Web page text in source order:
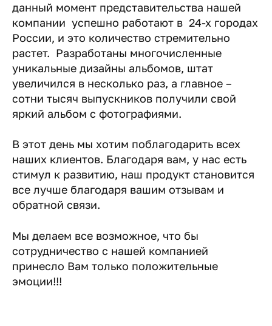
данный момент представительства нашей
компании успешно работают в 24-х городах
России, и это количество стремительно
растет. Разработаны многочисленные
уникальные дизайны альбомов, штат
увеличился в несколько раз, а главное –
сотни тысяч выпускников получили свой
яркий альбом с фотографиями.
В этот день мы хотим поблагодарить всех
наших клиентов. Благодаря вам, у нас есть
стимул к развитию, наш продукт становится
все лучше благодаря вашим отзывам и
обратной связи.
Мы делаем все возможное, что бы
сотрудничество с нашей компанией
принесло Вам только положительные
эмоции!!!